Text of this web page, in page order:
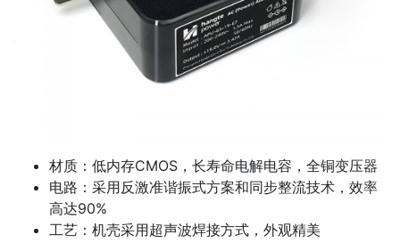
材质：低内存CMOS，长寿命电解电容，全铜变压器
电路：采用反激准谐振式方案和同步整流技术，效率
高达90%
工艺：机壳采用超声波焊接方式，外观精美